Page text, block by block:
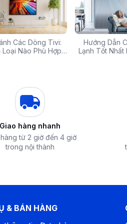
Khủng: Hàng
Cấp Giảm
Tivi Chính Hãng
Siêu Ưu Đãi Chỉ
Các Dòng Tivi:
Loại Nào Phù Hợp
Hướng Dẫn
Lạnh Tốt Nhất
Giao hàng nhanh
từ 2 giờ đến 4 giờ
trong nội thành
& BÁN HÀNG